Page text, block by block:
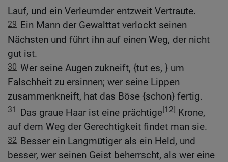
Lauf, und ein Verleumder entzweit Vertraute.
29 Ein Mann der Gewalttat verlockt seinen
Nächsten und führt ihn auf einen Weg, der nicht
gut ist.
30 Wer seine Augen zukneift, {tut es, } um
Falschheit zu ersinnen; wer seine Lippen
zusammenkneift, hat das Böse {schon} fertig.
31 Das graue Haar ist eine prächtige[12] Krone,
auf dem Weg der Gerechtigkeit findet man sie.
32 Besser ein Langmütiger als ein Held, und
besser, wer seinen Geist beherrscht, als wer eine